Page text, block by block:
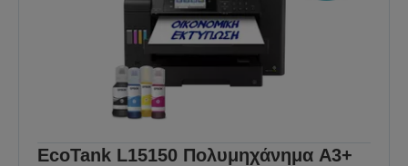
EcoTank L15150 Πολυμηχάνημα A3+